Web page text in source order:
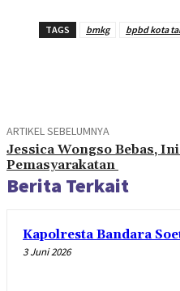
TAGS bmkg bpbd kota
ARTIKEL SEBELUMNYA
Jessica Wongso Bebas,
Pemasyarakatan
Berita Terkait
Kapolresta Bandara
3 Juni 2026